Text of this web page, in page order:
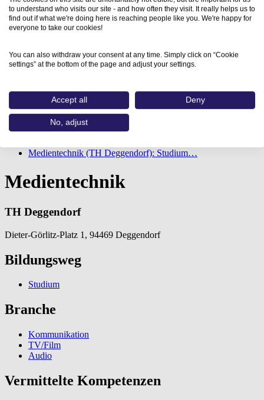
Home
Medientechnik (TH Deggendorf): Studium…
Medientechnik
TH Deggendorf
Dieter-Görlitz-Platz 1, 94469 Deggendorf
Bildungsweg
Studium
Branche
Kommunikation
TV/Film
Audio
Vermittelte Kompetenzen
to understand who visits our site - and how often they visit. It really helps us to
find out if what we're doing here is reaching people like you. We're happy for
everyone to take our cookies!
You can also withdraw your consent at any time. Simply click on “Cookie
settings” at the bottom of the page and adjust your settings.
Accept all Deny
No, adjust